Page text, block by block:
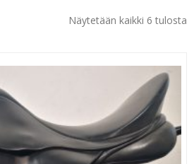
Näytetään kaikki 6 tulosta